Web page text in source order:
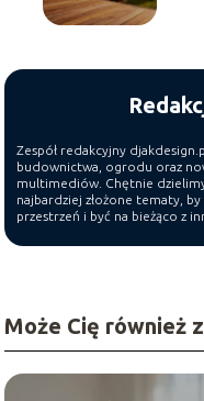
Zespół redakcyjny
budownictwa, ogrodu oraz
multimediów. Chętnie dzielimy
najbardziej złożone tematy,
przestrzeń i być na bieżąco z
Może Cię również